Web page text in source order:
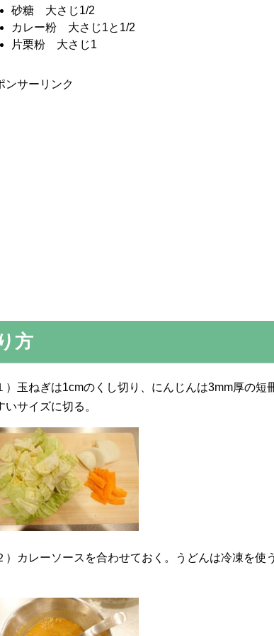
砂糖 大さじ1/2
カレー粉 大さじ1と1/2
片栗粉 大さじ1
ンサーリンク
方
）玉ねぎは1cmのくし切り、にんじんは3mm厚の
いサイズに切る。
）カレーソースを合わせておく。うどんは冷凍を